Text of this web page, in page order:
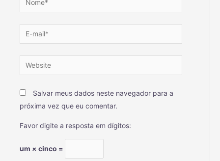
Salvar meus dados neste navegador para a
próxima vez que eu comentar.
Favor digite a resposta em dígitos:
um × cinco =